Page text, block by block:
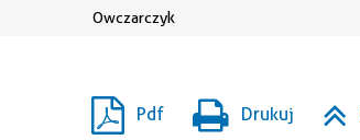
Owczarczyk
Pdf Drukuj